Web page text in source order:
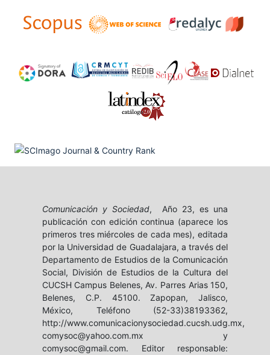
Comunicación y Sociedad, Año 23, es una
publicación con edición continua (aparece los
primeros tres miércoles de cada mes), editada
por la Universidad de Guadalajara, a través del
Departamento de Estudios de la Comunicación
Social, División de Estudios de la Cultura del
CUCSH Campus Belenes, Av. Parres Arias 150,
Belenes, C.P. 45100. Zapopan, Jalisco,
México, Teléfono (52-33)38193362,
http://www.comunicacionysociedad.cucsh.udg.mx,
comysoc@yahoo.com.mx y
comysoc@gmail.com. Editor responsable: